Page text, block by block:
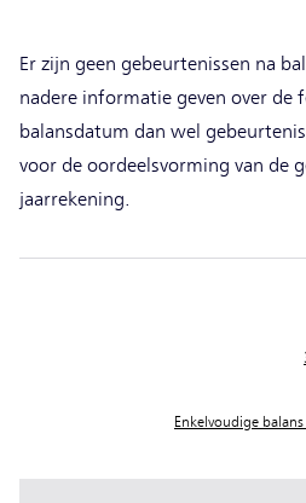
Er zijn geen gebeurtenissen na
nadere informatie geven over de
balansdatum dan wel
voor de oordeelsvorming van de
jaarrekening.
Enkelvoudige